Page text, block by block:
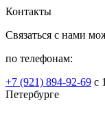
Контакты
Связаться с нами
по телефонам:
+7 (921) 894-92-69 c
Петербурге